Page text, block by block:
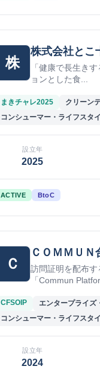
株
株式会社とこ
「健康で長生き
ョンとした食...
まきチャレ2025
クリーン
コンシューマー・ライフスタ
設立年
2025
ACTIVE BtoC
Ｃ
ＣＯＭＭＵＮ
訪問証明を配布
「Commun
CFSOIP
エンタープライズ
コンシューマー・ライフスタ
設立年
2024